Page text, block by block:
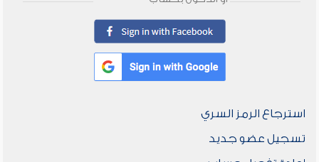
استرجاع الرمز السري
تسجيل عضو جديد